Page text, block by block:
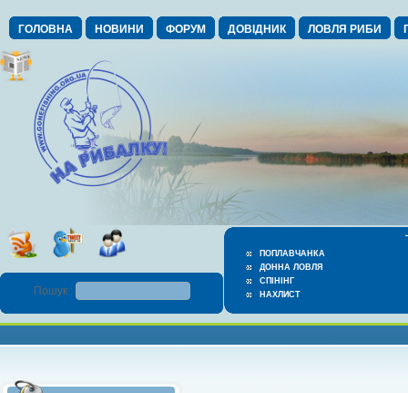
ГОЛОВНА НОВИНИ ФОРУМ ДОВІДНИК ЛОВЛЯ РИБИ
ПОПЛАВЧАНКА
ДОННА ЛОВЛЯ
СПІНІНГ
НАХЛИСТ
Пошук :